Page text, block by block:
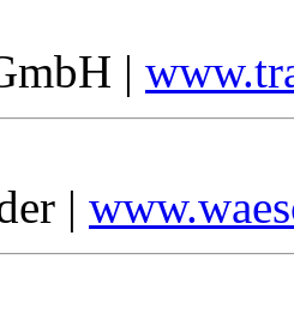
|
|